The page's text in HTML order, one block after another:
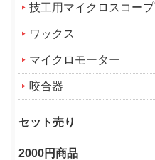
技工用マイクロスコープ
ワックス
マイクロモーター
咬合器
セット売り
2000円商品